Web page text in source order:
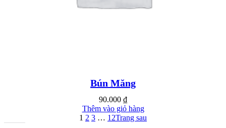
Bún Măng
90.000 ₫
Thêm vào giỏ hàng
1 2 3 … 12Trang sau